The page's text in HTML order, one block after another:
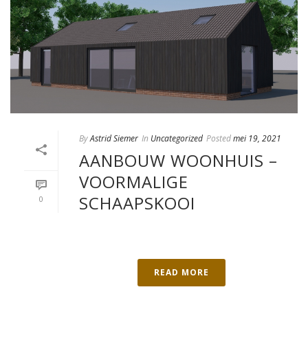
0
ByAstrid Siemer In Uncategorized Postedmei 19, 2021
AANBOUW WOONHUIS –
VOORMALIGE
SCHAAPSKOOI
READ MORE